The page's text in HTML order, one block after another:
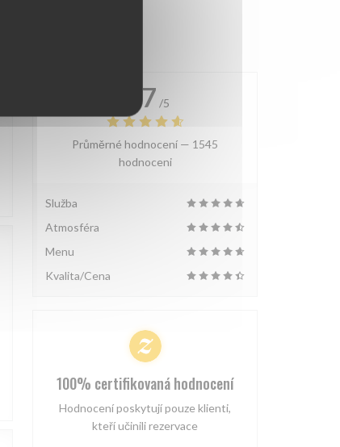
4.7 /5
Průměrné hodnocení — 1545
hodnoceni
Služba
Atmosféra
Menu
Kvalita/Cena
100% certifikovaná hodnocení
Hodnocení poskytují pouze klienti,
kteří učinili rezervace